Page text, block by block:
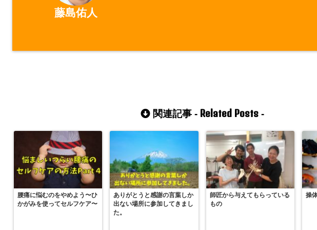
藤島佑人
関連記事 - Related Posts-
腰痛に悩むのをやめよう〜ひ
かがみを使ってセルフケア〜
ありがとうと感謝の言葉しか
出ない場所に参加してきまし
た。
師匠から与えてもらっている
もの
操